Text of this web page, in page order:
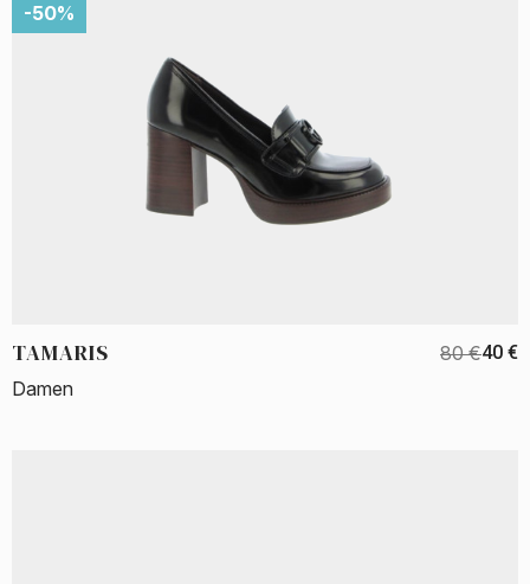
-50%
TAMARIS 80 €40 €
Damen